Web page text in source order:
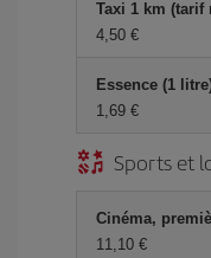
Taxi 1 km (tarif
4,50 €
Essence (1
1,69 €
Sports et
Cinéma,
11,10 €